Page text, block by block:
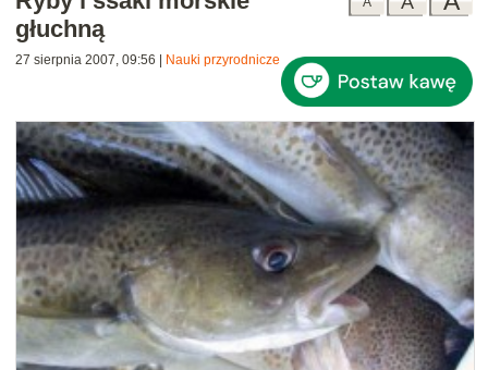
głuchną
27 sierpnia 2007, 09:56 Nauki przyrodnicze